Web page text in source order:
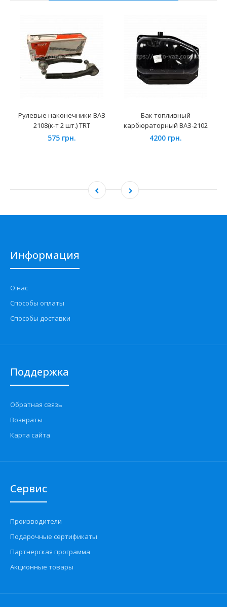
Рулевые наконечники ВАЗ
2108(к-т 2 шт.) TRT
575 грн.
Бак топливный
карбюраторный ВАЗ-2102
4200 грн.
Информация
О нас
Способы оплаты
Способы доставки
Поддержка
Обратная связь
Возвраты
Карта сайта
Сервис
Производители
Подарочные сертификаты
Партнерская программа
Акционные товары